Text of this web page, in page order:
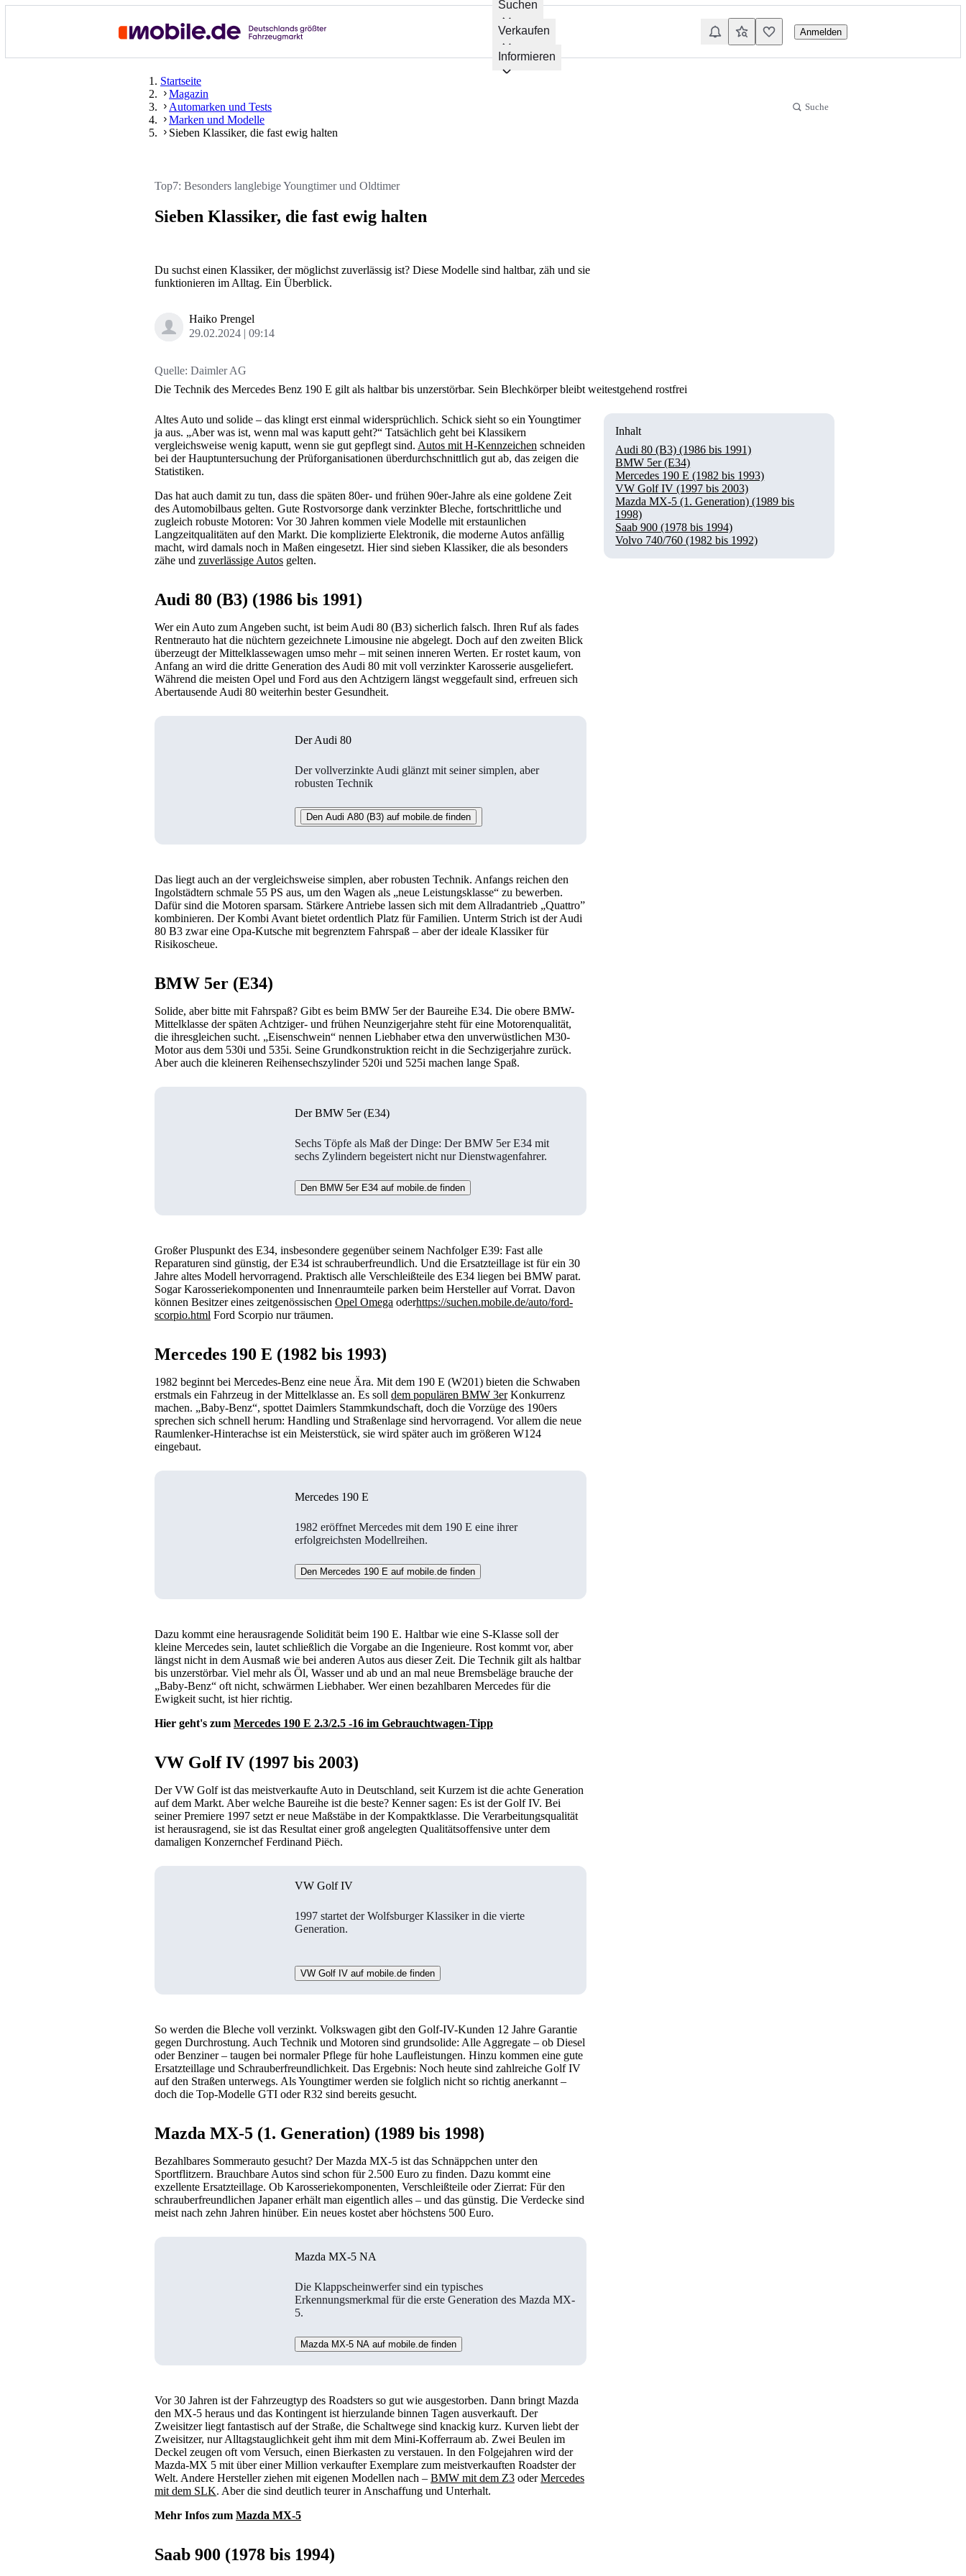
Suchen
Verkaufen
Informieren
Anmelden
Startseite
Magazin
Automarken und Tests
Marken und Modelle
Sieben Klassiker, die fast ewig halten
Suche
Top7: Besonders langlebige Youngtimer und Oldtimer
Sieben Klassiker, die fast ewig halten
Du suchst einen Klassiker, der möglichst zuverlässig ist? Diese Modelle sind haltbar, zäh und sie
funktionieren im Alltag. Ein Überblick.
Haiko Prengel
29.02.2024
09:14
Inhalt
Audi 80 (B3) (1986 bis 1991)
BMW 5er (E34)
Mercedes 190 E (1982 bis 1993)
VW Golf IV (1997 bis 2003)
Mazda MX-5 (1. Generation) (1989 bis
1998)
Saab 900 (1978 bis 1994)
Volvo 740/760 (1982 bis 1992)
Quelle: Daimler AG
Die Technik des Mercedes Benz 190 E gilt als haltbar bis unzerstörbar. Sein Blechkörper bleibt weitestgehend rostfrei
Altes Auto und solide – das klingt erst einmal widersprüchlich. Schick sieht so ein Youngtimer
ja aus. „Aber was ist, wenn mal was kaputt geht?“ Tatsächlich geht bei Klassikern
vergleichsweise wenig kaputt, wenn sie gut gepflegt sind. Autos mit H-Kennzeichen schneiden
bei der Hauptuntersuchung der Prüforganisationen überdurchschnittlich gut ab, das zeigen die
Statistiken.
Das hat auch damit zu tun, dass die späten 80er- und frühen 90er-Jahre als eine goldene Zeit
des Automobilbaus gelten. Gute Rostvorsorge dank verzinkter Bleche, fortschrittliche und
zugleich robuste Motoren: Vor 30 Jahren kommen viele Modelle mit erstaunlichen
Langzeitqualitäten auf den Markt. Die komplizierte Elektronik, die moderne Autos anfällig
macht, wird damals noch in Maßen eingesetzt. Hier sind sieben Klassiker, die als besonders
zähe und zuverlässige Autos gelten.
Audi 80 (B3) (1986 bis 1991)
Wer ein Auto zum Angeben sucht, ist beim Audi 80 (B3) sicherlich falsch. Ihren Ruf als fades
Rentnerauto hat die nüchtern gezeichnete Limousine nie abgelegt. Doch auf den zweiten Blick
überzeugt der Mittelklassewagen umso mehr – mit seinen inneren Werten. Er rostet kaum, von
Anfang an wird die dritte Generation des Audi 80 mit voll verzinkter Karosserie ausgeliefert.
Während die meisten Opel und Ford aus den Achtzigern längst weggefault sind, erfreuen sich
Abertausende Audi 80 weiterhin bester Gesundheit.
Der Audi 80
Der vollverzinkte Audi glänzt mit seiner simplen, aber
robusten Technik
Den Audi A80 (B3) auf mobile.de finden
Das liegt auch an der vergleichsweise simplen, aber robusten Technik. Anfangs reichen den
Ingolstädtern schmale 55 PS aus, um den Wagen als „neue Leistungsklasse“ zu bewerben.
Dafür sind die Motoren sparsam. Stärkere Antriebe lassen sich mit dem Allradantrieb „Quattro”
kombinieren. Der Kombi Avant bietet ordentlich Platz für Familien. Unterm Strich ist der Audi
80 B3 zwar eine Opa-Kutsche mit begrenztem Fahrspaß – aber der ideale Klassiker für
Risikoscheue.
BMW 5er (E34)
Solide, aber bitte mit Fahrspaß? Gibt es beim BMW 5er der Baureihe E34. Die obere BMW-
Mittelklasse der späten Achtziger- und frühen Neunzigerjahre steht für eine Motorenqualität,
die ihresgleichen sucht. „Eisenschwein“ nennen Liebhaber etwa den unverwüstlichen M30-
Motor aus dem 530i und 535i. Seine Grundkonstruktion reicht in die Sechzigerjahre zurück.
Aber auch die kleineren Reihensechszylinder 520i und 525i machen lange Spaß.
Der BMW 5er (E34)
Sechs Töpfe als Maß der Dinge: Der BMW 5er E34 mit
sechs Zylindern begeistert nicht nur Dienstwagenfahrer.
Den BMW 5er E34 auf mobile.de finden
Großer Pluspunkt des E34, insbesondere gegenüber seinem Nachfolger E39: Fast alle
Reparaturen sind günstig, der E34 ist schrauberfreundlich. Und die Ersatzteillage ist für ein 30
Jahre altes Modell hervorragend. Praktisch alle Verschleißteile des E34 liegen bei BMW parat.
Sogar Karosseriekomponenten und Innenraumteile parken beim Hersteller auf Vorrat. Davon
können Besitzer eines zeitgenössischen Opel Omega oderhttps://suchen.mobile.de/auto/ford-
scorpio.html Ford Scorpio nur träumen.
Mercedes 190 E (1982 bis 1993)
1982 beginnt bei Mercedes-Benz eine neue Ära. Mit dem 190 E (W201) bieten die Schwaben
erstmals ein Fahrzeug in der Mittelklasse an. Es soll dem populären BMW 3erKonkurrenz
machen. „Baby-Benz“, spottet Daimlers Stammkundschaft, doch die Vorzüge des 190ers
sprechen sich schnell herum: Handling und Straßenlage sind hervorragend. Vor allem die neue
Raumlenker-Hinterachse ist ein Meisterstück, sie wird später auch im größeren W124
eingebaut.
Mercedes 190 E
1982 eröffnet Mercedes mit dem 190 E eine ihrer
erfolgreichsten Modellreihen.
Den Mercedes 190 E auf mobile.de finden
Dazu kommt eine herausragende Solidität beim 190 E. Haltbar wie eine S-Klasse soll der
kleine Mercedes sein, lautet schließlich die Vorgabe an die Ingenieure. Rost kommt vor, aber
längst nicht in dem Ausmaß wie bei anderen Autos aus dieser Zeit. Die Technik gilt als haltbar
bis unzerstörbar. Viel mehr als Öl, Wasser und ab und an mal neue Bremsbeläge brauche der
„Baby-Benz“ oft nicht, schwärmen Liebhaber. Wer einen bezahlbaren Mercedes für die
Ewigkeit sucht, ist hier richtig.
Hier geht's zum Mercedes 190 E 2.3/2.5 -16 im Gebrauchtwagen-Tipp
VW Golf IV (1997 bis 2003)
Der VW Golf ist das meistverkaufte Auto in Deutschland, seit Kurzem ist die achte Generation
auf dem Markt. Aber welche Baureihe ist die beste? Kenner sagen: Es ist der Golf IV. Bei
seiner Premiere 1997 setzt er neue Maßstäbe in der Kompaktklasse. Die Verarbeitungsqualität
ist herausragend, sie ist das Resultat einer groß angelegten Qualitätsoffensive unter dem
damaligen Konzernchef Ferdinand Piëch.
VW Golf IV
1997 startet der Wolfsburger Klassiker in die vierte
Generation.
VW Golf IV auf mobile.de finden
So werden die Bleche voll verzinkt. Volkswagen gibt den Golf-IV-Kunden 12 Jahre Garantie
gegen Durchrostung. Auch Technik und Motoren sind grundsolide: Alle Aggregate – ob Diesel
oder Benziner – taugen bei normaler Pflege für hohe Laufleistungen. Hinzu kommen eine gute
Ersatzteillage und Schrauberfreundlichkeit. Das Ergebnis: Noch heute sind zahlreiche Golf IV
auf den Straßen unterwegs. Als Youngtimer werden sie folglich nicht so richtig anerkannt –
doch die Top-Modelle GTI oder R32 sind bereits gesucht.
Mazda MX-5 (1. Generation) (1989 bis 1998)
Bezahlbares Sommerauto gesucht? Der Mazda MX-5 ist das Schnäppchen unter den
Sportflitzern. Brauchbare Autos sind schon für 2.500 Euro zu finden. Dazu kommt eine
exzellente Ersatzteillage. Ob Karosseriekomponenten, Verschleißteile oder Zierrat: Für den
schrauberfreundlichen Japaner erhält man eigentlich alles – und das günstig. Die Verdecke sind
meist nach zehn Jahren hinüber. Ein neues kostet aber höchstens 500 Euro.
Mazda MX-5 NA
Die Klappscheinwerfer sind ein typisches
Erkennungsmerkmal für die erste Generation des Mazda MX-
5.
Mazda MX-5 NA auf mobile.de finden
Vor 30 Jahren ist der Fahrzeugtyp des Roadsters so gut wie ausgestorben. Dann bringt Mazda
den MX-5 heraus und das Kontingent ist hierzulande binnen Tagen ausverkauft. Der
Zweisitzer liegt fantastisch auf der Straße, die Schaltwege sind knackig kurz. Kurven liebt der
Zweisitzer, nur Alltagstauglichkeit geht ihm mit dem Mini-Kofferraum ab. Zwei Beulen im
Deckel zeugen oft vom Versuch, einen Bierkasten zu verstauen. In den Folgejahren wird der
Mazda-MX 5 mit über einer Million verkaufter Exemplare zum meistverkauften Roadster der
Welt. Andere Hersteller ziehen mit eigenen Modellen nach – BMW mit dem Z3 oderMercedes
mit dem SLK. Aber die sind deutlich teurer in Anschaffung und Unterhalt.
Mehr Infos zum Mazda MX-5
Saab 900 (1978 bis 1994)